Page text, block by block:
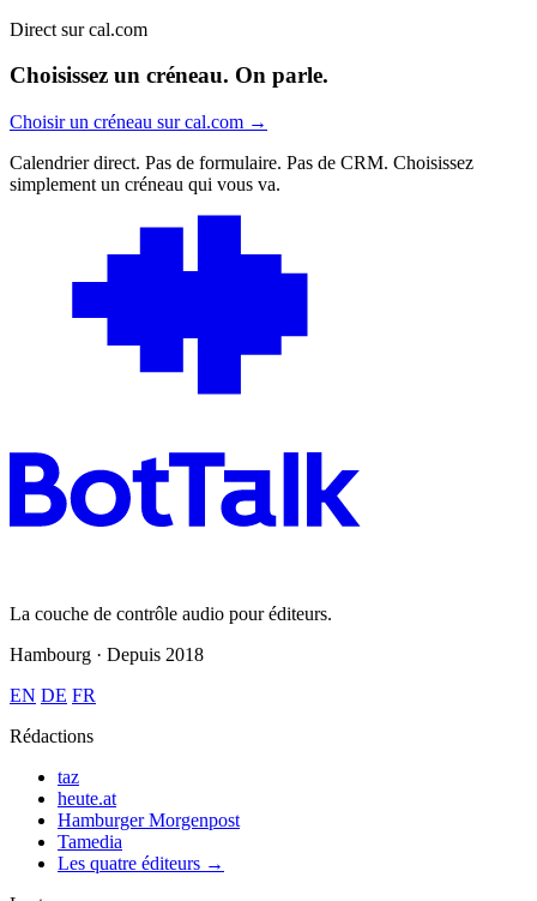
Direct sur cal.com
Choisissez un créneau. On parle.
Choisir un créneau sur cal.com →
Calendrier direct. Pas de formulaire. Pas de CRM. Choisissez
simplement un créneau qui vous va.
La couche de contrôle audio pour éditeurs.
Hambourg · Depuis 2018
EN DE FR
Rédactions
taz
heute.at
Hamburger Morgenpost
Tamedia
Les quatre éditeurs →